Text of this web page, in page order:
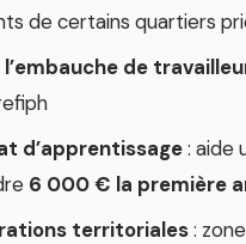
de certains quartiers
l’embauche de
d’apprentissage: aide
6 000 € la première
territoriales: